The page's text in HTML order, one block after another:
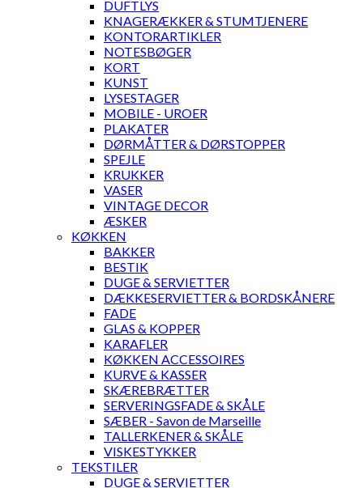
DUFTLYS
KNAGERÆKKER & STUMTJENERE
KONTORARTIKLER
NOTESBØGER
KORT
KUNST
LYSESTAGER
MOBILE - UROER
PLAKATER
DØRMÅTTER & DØRSTOPPER
SPEJLE
KRUKKER
VASER
VINTAGE DECOR
ÆSKER
KØKKEN
BAKKER
BESTIK
DUGE & SERVIETTER
DÆKKESERVIETTER & BORDSKÅNERE
FADE
GLAS & KOPPER
KARAFLER
KØKKEN ACCESSOIRES
KURVE & KASSER
SKÆREBRÆTTER
SERVERINGSFADE & SKÅLE
SÆBER - Savon de Marseille
TALLERKENER & SKÅLE
VISKESTYKKER
TEKSTILER
DUGE & SERVIETTER